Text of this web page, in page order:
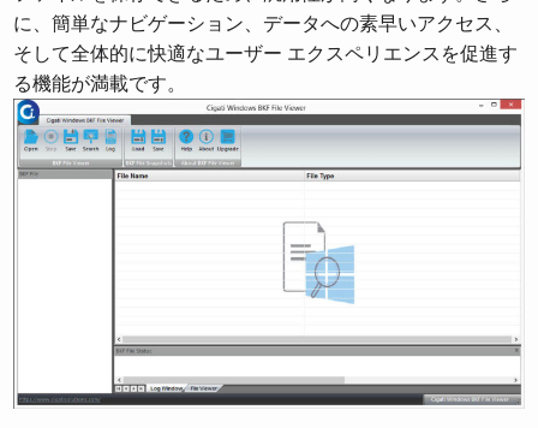
に、簡単なナビゲーション、データへの素早いアクセス、
そして全体的に快適なユーザー エクスペリエンスを促進す
る機能が満載です。